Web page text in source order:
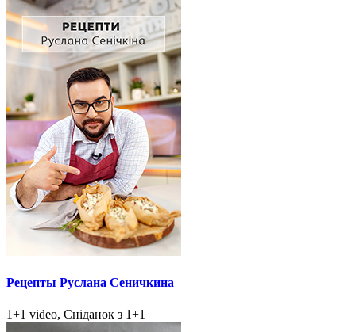
Рецепты Руслана Сеничкина
1+1 video, Сніданок з 1+1